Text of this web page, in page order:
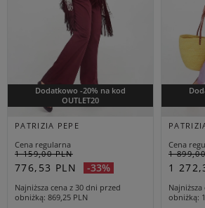
Dodatkowo -20% na kod
OUTLET20
PATRIZIA PEPE
Cena regularna
1 159,00 PLN
776,53 PLN -33%
Najniższa cena z 30 dni przed
obniżką 869,25 PLN
Cena
1
1
obniżką